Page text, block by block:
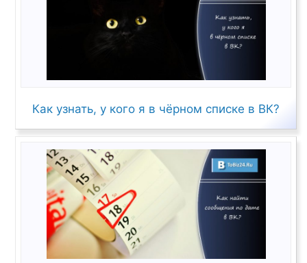
Как узнать, у кого я в чёрном списке в ВК?